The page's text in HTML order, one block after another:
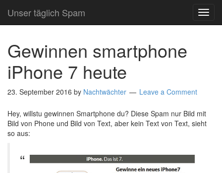
Unser täglich Spam
Gewinnen smartphone
iPhone 7 heute
23. September 2016 by Nachtwächter Leave a Comment
Hey, willstu gewinnen Smartphone du? Diese Spam nur Bild mit
Bild von Phone und Bild von Text, aber kein Text von Text, sieht
so aus: